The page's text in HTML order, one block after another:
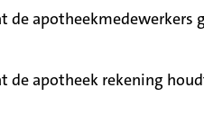
de apotheekmedewerkers
de apotheek rekening